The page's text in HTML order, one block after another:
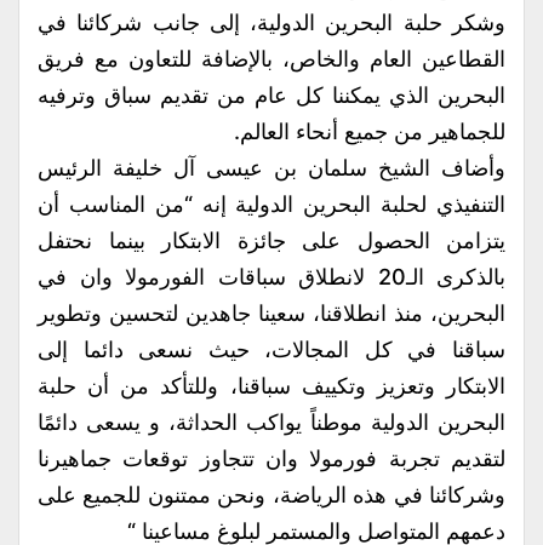
وشكر حلبة البحرين الدولية، إلى جانب شركائنا في
القطاعين العام والخاص، بالإضافة للتعاون مع فريق
البحرين الذي يمكننا كل عام من تقديم سباق وترفيه
للجماهير من جميع أنحاء العالم.
وأضاف الشيخ سلمان بن عيسى آل خليفة الرئيس
التنفيذي لحلبة البحرين الدولية إنه “من المناسب أن
يتزامن الحصول على جائزة الابتكار بينما نحتفل
بالذكرى الـ20 لانطلاق سباقات الفورمولا وان في
البحرين، منذ انطلاقنا، سعينا جاهدين لتحسين وتطوير
سباقنا في كل المجالات، حيث نسعى دائما إلى
الابتكار وتعزيز وتكييف سباقنا، وللتأكد من أن حلبة
البحرين الدولية موطناً يواكب الحداثة، و يسعى دائمًا
لتقديم تجربة فورمولا وان تتجاوز توقعات جماهيرنا
وشركائنا في هذه الرياضة، ونحن ممتنون للجميع على
دعمهم المتواصل والمستمر لبلوغ مساعينا “